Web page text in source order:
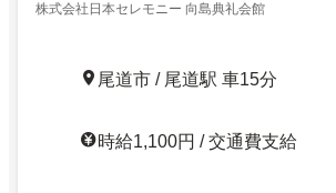
株式会社日本セレモニー 向島典礼会館
尾道市 / 尾道駅 車15分
時給1,100円 / 交通費支給